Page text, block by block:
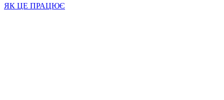
ЯК ЦЕ ПРАЦЮЄ